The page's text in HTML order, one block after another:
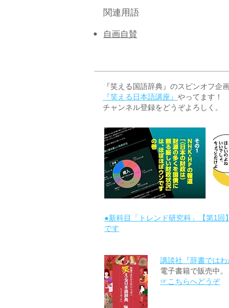
関連用語
自画自賛
『笑える国語辞典』のスピンオフ企
『笑える日本語講座』 やってます！
チャンネル登録をどうぞよろしく。
●新科目「トレンド研究科」【第1
です
講談社『辞書では
電子書籍で販売中。
☞こちらへどうぞ